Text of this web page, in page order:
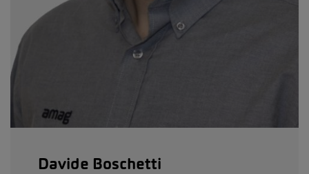
Davide Boschetti